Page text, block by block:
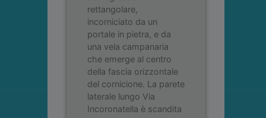
rettangolare,
incorniciato da un
portale in pietra, e da
una vela campanaria
che emerge al centro
della fascia orizzontale
del cornicione. La parete
laterale lungo Via
Incoronatella è scandita